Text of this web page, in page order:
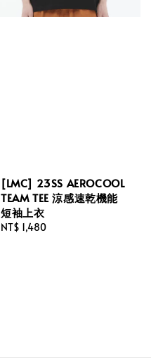
[LMC] 23SS AEROCOOL
TEAM TEE 涼感速乾機能
短袖上衣
Regular
NT$ 1,480